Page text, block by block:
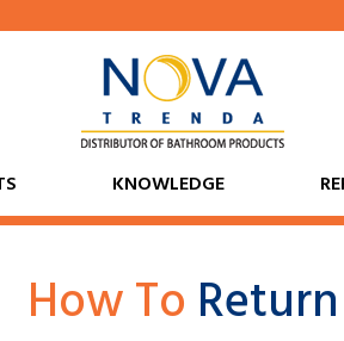
KNOWLEDGE
How To Return